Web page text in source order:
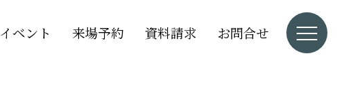
イベント 来場予約 資料請求 お問合せ